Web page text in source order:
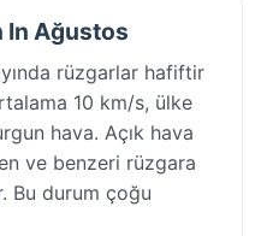
In Ağustos
rüzgarlar hafiftir
10 km/s, ülke
hava. Açık hava
ve benzeri rüzgara
Bu durum çoğu